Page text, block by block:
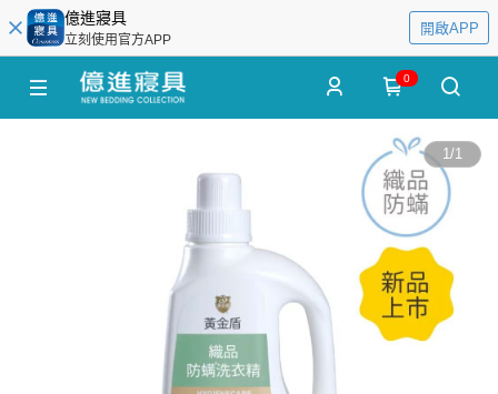
億進寢具
立刻使用官方APP
開啟APP
0
1/1